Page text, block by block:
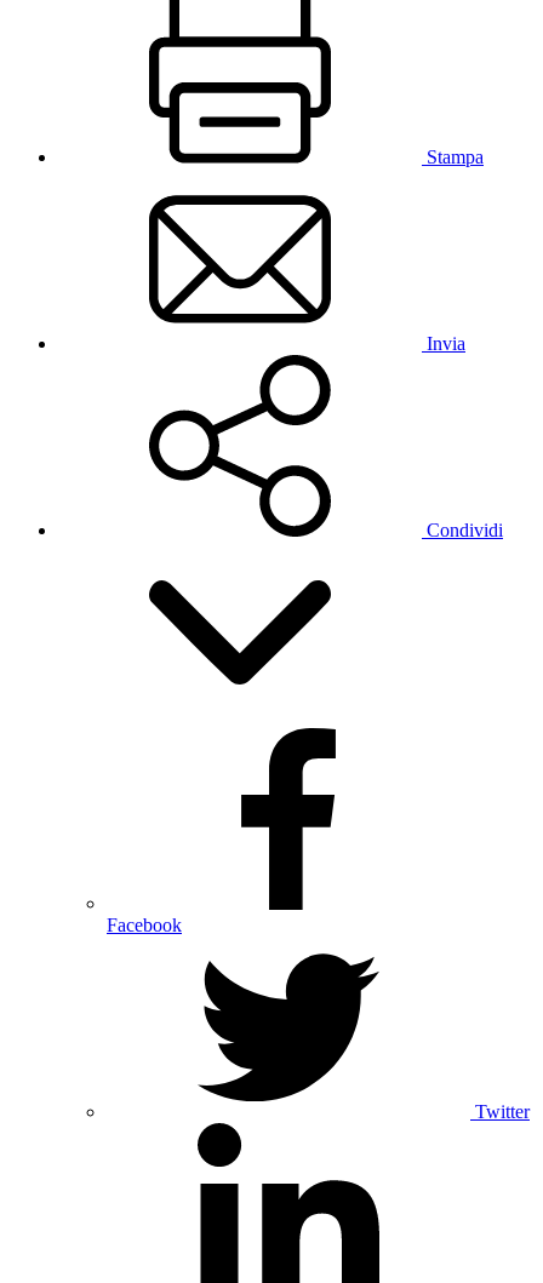
Stampa
Invia
Condividi
Facebook
Twitter